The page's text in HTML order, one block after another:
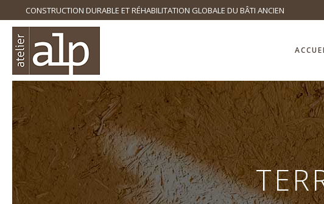
CONSTRUCTION DURABLE ET RÉHABILITATION GLOBALE DU BÂTI ANCIEN